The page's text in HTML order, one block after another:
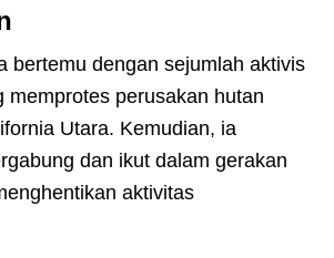
bertemu dengan sejumlah aktivis
memprotes perusakan hutan
Utara. Kemudian, ia
dan ikut dalam gerakan
aktivitas